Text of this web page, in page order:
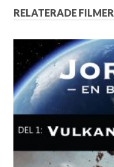
RELATERADE FILMER